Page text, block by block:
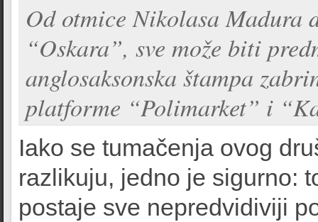
Od otmice Nikolasa Madura
“Oskara”, sve može biti
anglosaksonska štampa
platforme “Polimarket” i
Iako se tumačenja ovog
razlikuju, jedno je sigurno:
postaje sve nepredvidiviji